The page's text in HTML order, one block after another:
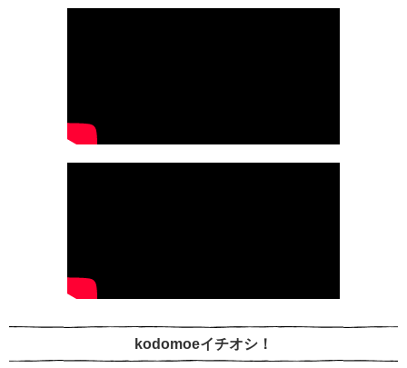
kodomoeイチオシ！